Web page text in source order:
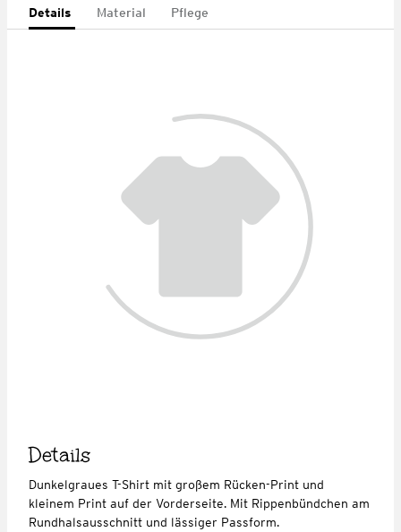
Details Material Pflege
Details
Dunkelgraues T-Shirt mit großem Rücken-Print und
kleinem Print auf der Vorderseite. Mit Rippenbündchen am
Rundhalsausschnitt und lässiger Passform.